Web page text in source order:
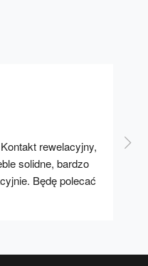
rewelacyjny,
solidne, bardzo
Będę polecać
A